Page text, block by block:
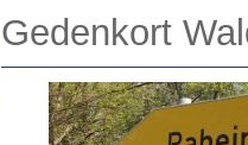
Gedenkort